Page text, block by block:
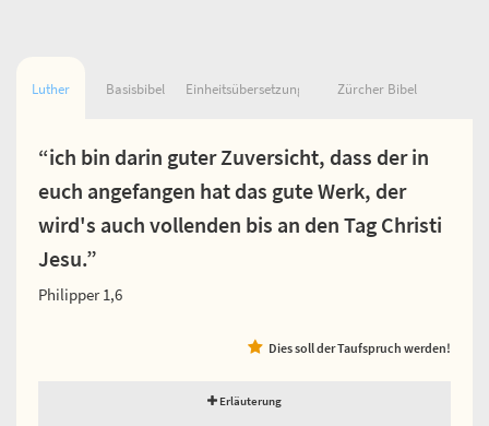
Luther Basisbibel Einheitsübersetzung Zürcher Bibel
“ich bin darin guter Zuversicht, dass der in
euch angefangen hat das gute Werk, der
wird's auch vollenden bis an den Tag Christi
Jesu.”
Philipper 1,6
Dies soll der Taufspruch werden!
Erläuterung